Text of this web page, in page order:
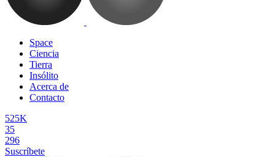
Space
Ciencia
Tierra
Insólito
Acerca de
Contacto
525K
35
296
Suscríbete